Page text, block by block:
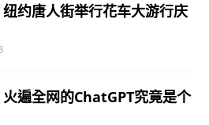
纽约唐人街举行花车大游行庆
火遍全网的ChatGPT究竟是个